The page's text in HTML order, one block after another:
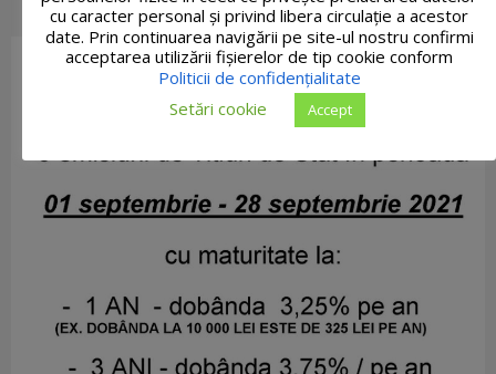
cu caracter personal și privind libera circulație a acestor
date. Prin continuarea navigării pe site-ul nostru confirmi
acceptarea utilizării fişierelor de tip cookie conform
Politicii de confidențialitate
Setări cookie
Accept